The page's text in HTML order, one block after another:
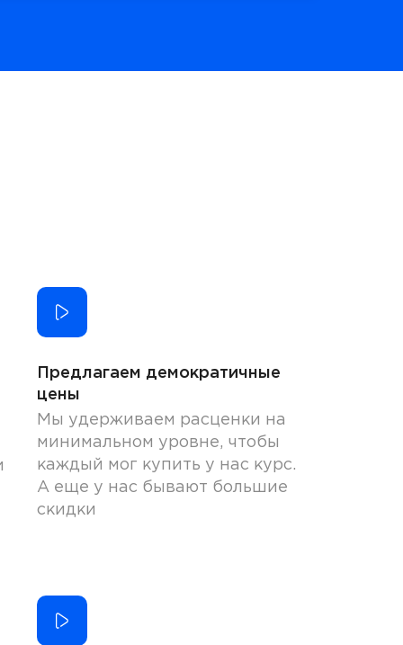
Предлагаем демократичные
цены
Мы удерживаем расценки на
минимальном уровне, чтобы
каждый мог купить у нас курс.
А еще у нас бывают большие
скидки